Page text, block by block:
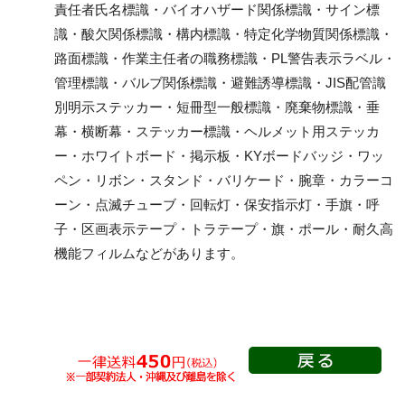
安全掲示板（木製）
現場配置図用品
朝礼会場・安全広場関
お願い看板
作業予定看板
フラットパネル専用
法令許可票
立入禁止標識
禁止標識
禁煙標識
喫煙所標識
責任者氏名標識・バイオハザード関係標識・サイン標
識・酸欠関係標識・構内標識・特定化学物質関係標識・
路面標識・作業主任者の職務標識・PL警告表示ラベル・
管理標識・バルブ関係標識・避難誘導標識・JIS配管識
別明示ステッカー・短冊型一般標識・廃棄物標識・垂
幕・横断幕・ステッカー標識・ヘルメット用ステッカ
ー・ホワイトボード・掲示板・KYボードバッジ・ワッ
ペン・リボン・スタンド・バリケード・腕章・カラーコ
ーン・点滅チューブ・回転灯・保安指示灯・手旗・呼
子・区画表示テープ・トラテープ・旗・ポール・耐久高
機能フィルムなどがあります。